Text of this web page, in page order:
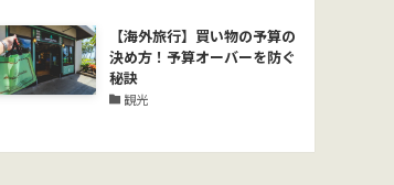
【海外旅行】買い物の予算の
決め方！予算オーバーを防ぐ
秘訣
観光